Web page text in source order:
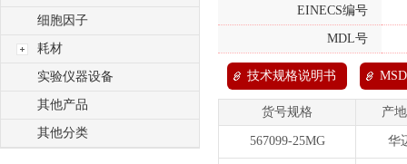
细胞因子
耗材
实验仪器设备
其他产品
其他分类
EINECS编号
MDL号
技术规格说明书
货号规格 产
567099-25MG 华